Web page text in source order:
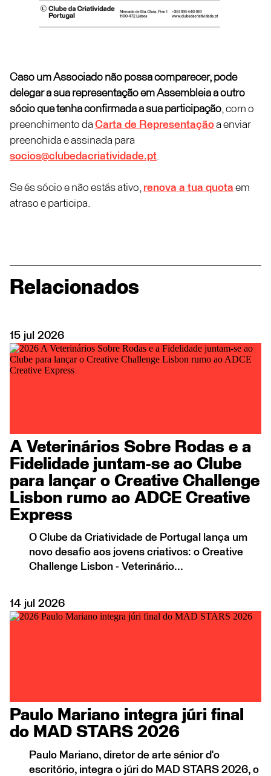
Caso um Associado não possa comparecer, pode
delegar a sua representação em Assembleia a outro
sócio que tenha confirmada a sua participação, com o
preenchimento da Carta de Representaçãoa enviar
preenchida e assinada para
socios@clubedacriatividade.pt.
Se és sócio e não estás ativo, renova a tua quota em
atraso e participa.
Relacionados
15 jul 2026
A Veterinários Sobre Rodas e a
Fidelidade juntam-se ao Clube
para lançar o Creative Challenge
Lisbon rumo ao ADCE Creative
Express
O Clube da Criatividade de Portugal lança um
novo desafio aos jovens criativos: o Creative
Challenge Lisbon - Veterinário...
14 jul 2026
Paulo Mariano integra júri final
do MAD STARS 2026
Paulo Mariano, diretor de arte sénior d'o
escritório, integra o júri do MAD STARS 2026, o